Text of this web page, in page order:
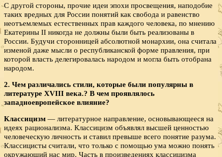
С другой стороны, прочие идеи эпохи просвещения, наподобие
таких вредных для России понятий как свобода и равенство
неотъемлемых естественных прав каждого человека, по мнению
Екатерины II никогда не должны были быть реализованы в
России. Будучи сторонницей абсолютной монархии, она считала
изменой даже мысли о республиканской форме правления, при
которой власть делегировалась народом и могла быть отобрана
народом.
2. Чем различались стили, которые были популярны в
литературе XVIII века.? В чем проявлялось
западноевропейское влияние?
Классицизм — литературное направление, основывающееся на
идеях рационализма. Классицизм объявлял высшей ценностью
человеческую личность и ставил превыше всего понятие разума.
Классицисты считали, что только с помощью ума можно понять
окружающий нас мир. Часть в произведениях классицизма